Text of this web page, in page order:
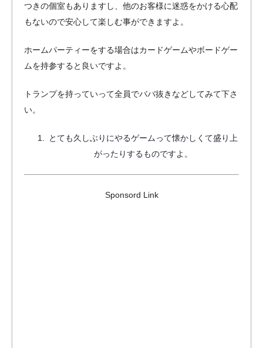
つきの個室もありますし、他のお客様に迷惑をかける心配
もないので安心して楽しむ事ができますよ。
ホームパーティーをする場合はカードゲームやボードゲー
ムを持参すると良いですよ。
トランプを持っていって全員でババ抜きなどしてみて下さ
い。
とても久しぶりにやるゲームって懐かしくて盛り上
がったりするものですよ。
Sponsord Link